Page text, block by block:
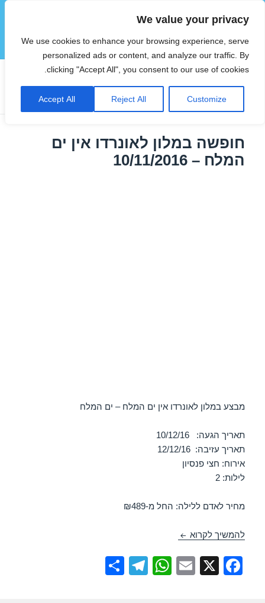
We value your privacy
We use cookies to enhance your browsing experience, serve
personalized ads or content, and analyze our traffic. By
clicking "Accept All", you consent to our use of cookies.
Customize
Reject All
Accept All
הוטצימר
תפריטים
ווידג'טים
תגית:מלונות בים המלח בסוכות
חופשה במלון לאונרדו אין ים
המלח – 10/11/2016
מבצע במלון לאונרדו אין ים המלח – ים המלח
תאריך הגעה: 10/12/16
תאריך עזיבה: 12/12/16
אירוח: חצי פנסיון
לילות: 2
מחיר לאדם ללילה: החל מ-₪489
להמשיך לקרוא חופשה במלון לאונרדו אין ים המלח – 10/11/2016
F
X
E
W
T